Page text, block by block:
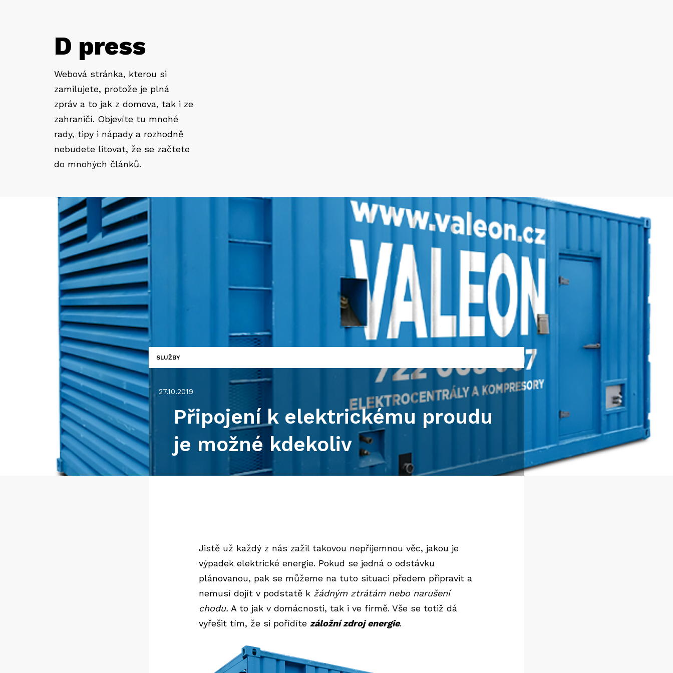
D press
Webová stránka, kterou si
zamilujete, protože je plná
zpráv a to jak z domova, tak i ze
zahraničí. Objevíte tu mnohé
rady, tipy i nápady a rozhodně
nebudete litovat, že se začtete
do mnohých článků.
SLUŽBY
27.10.2019
Připojení k elektrickému proudu
je možné kdekoliv
Jistě už každý z nás zažil takovou nepříjemnou věc, jakou je
výpadek elektrické energie. Pokud se jedná o odstávku
plánovanou, pak se můžeme na tuto situaci předem připravit a
nemusí dojít v podstatě k žádným ztrátám nebo narušení
chodu. A to jak v domácnosti, tak i ve firmě. Vše se totiž dá
vyřešit tím, že si pořídíte záložní zdroj energie.